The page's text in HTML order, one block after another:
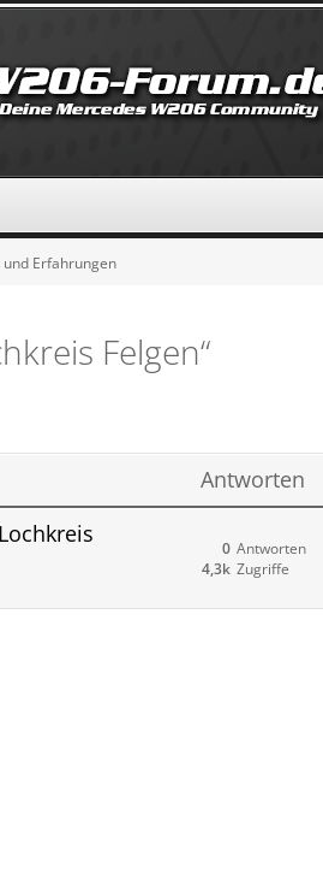
Erfahrungen
Felgen“
Antworten
Antworten
0
Zugriffe
4,3k